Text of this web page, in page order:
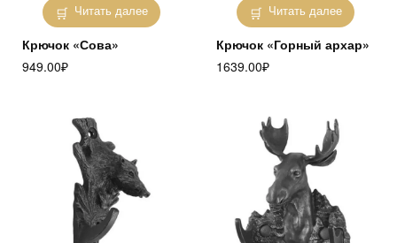
Читать далее
Крючок «Сова»
949.00₽
Читать далее
Крючок «Горный архар»
1639.00₽